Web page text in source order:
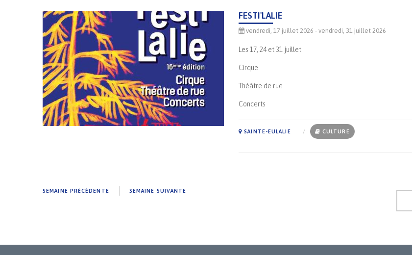
FESTI'LALIE
vendredi, 17 juillet 2026 - vendredi, 31 juillet 2026
Les 17, 24 et 31 juillet
Cirque
Théâtre de rue
Concerts
SAINTE-EULALIE
CULTURE
SEMAINE PRÉCÉDENTE
SEMAINE SUIVANTE